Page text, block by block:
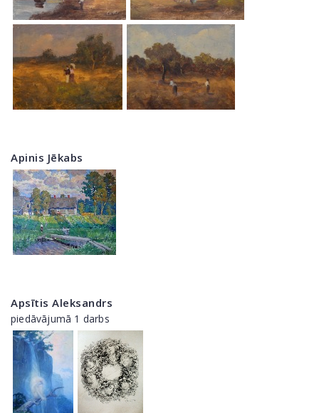
Apinis Jēkabs
Apsītis Aleksandrs
piedāvājumā 1 darbs